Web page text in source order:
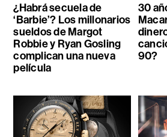
¿Habrá secuela de
‘Barbie’? Los millonarios
sueldos de Margot
Robbie y Ryan Gosling
complican una nueva
película
30
90?